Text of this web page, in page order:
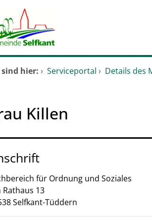
Startseite
sind hier: › Serviceportal › Details des
Killen
für Ordnung und Soziales
Rathaus 13
Selfkant-Tüddern